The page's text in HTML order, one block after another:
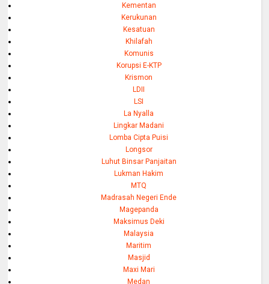
Kementan
Kerukunan
Kesatuan
Khilafah
Komunis
Korupsi E-KTP
Krismon
LDII
LSI
La Nyalla
Lingkar Madani
Lomba Cipta Puisi
Longsor
Luhut Binsar Panjaitan
Lukman Hakim
MTQ
Madrasah Negeri Ende
Magepanda
Maksimus Deki
Malaysia
Maritim
Masjid
Maxi Mari
Medan